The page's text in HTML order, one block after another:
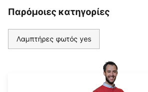
Παρόμοιες κατηγορίες
Λαμπτήρες φωτός yes